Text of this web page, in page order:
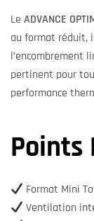
Le ADVANCE
au format réduit,
l’encombrement
pertinent pour
performance
Points
Format Mini
Ventilation